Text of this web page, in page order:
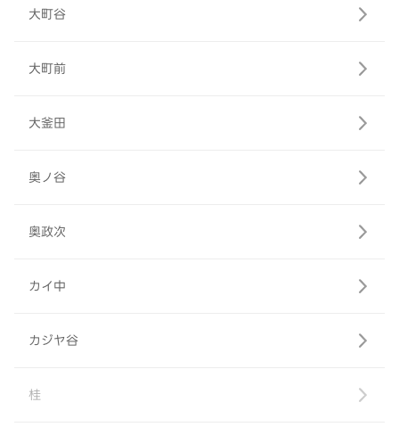
大町谷
大町前
大釜田
奥ノ谷
奥政次
カイ中
カジヤ谷
桂